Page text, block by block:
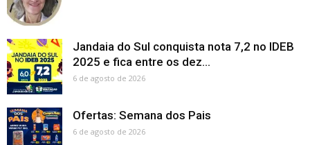
Jandaia do Sul conquista nota 7,2 no IDEB
2025 e fica entre os dez...
6 de agosto de 2026
Ofertas: Semana dos Pais
6 de agosto de 2026